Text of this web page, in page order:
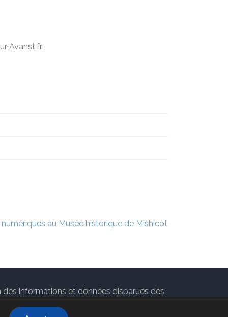
Avanst.fr.
numériques au Musée historique de Mishicot
des informations et données disparues des